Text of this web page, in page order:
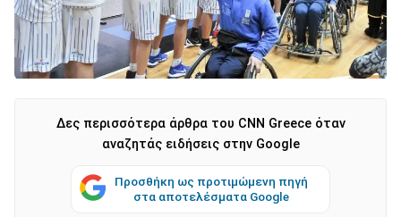
Δες περισσότερα άρθρα του CNN Greece όταν
αναζητάς ειδήσεις στην Google
Προσθήκη ως προτιμώμενη πηγή
στα αποτελέσματα Google